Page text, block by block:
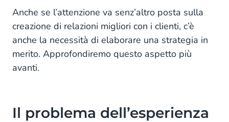
Anche se l’attenzione va senz’altro posta sulla
creazione di relazioni migliori con i clienti, c’è
anche la necessità di elaborare una strategia in
merito. Approfondiremo questo aspetto più
avanti.
Il problema dell’esperienza